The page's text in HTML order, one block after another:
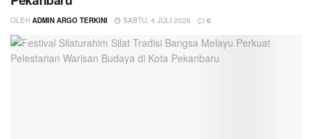
OLEH ADMIN ARGO TERKINI SABTU, 4 JULI 2026 0